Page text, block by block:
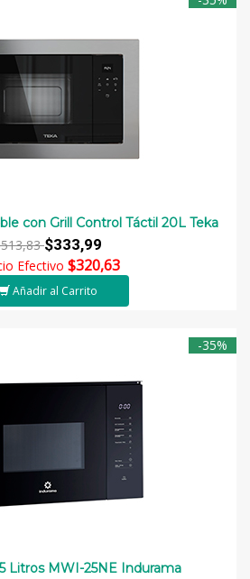
con Grill Control Táctil 20L Teka
$333,99
Efectivo $320,63
Añadir al Carrito
-35%
Litros MWI-25NE Indurama